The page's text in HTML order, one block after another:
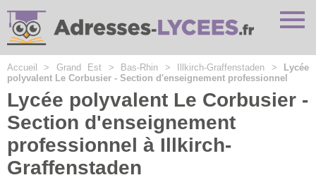
Accueil > Grand Est > Bas-Rhin > Illkirch-Graffenstaden > Lycée
polyvalent Le Corbusier - Section d'enseignement professionnel
Lycée polyvalent Le Corbusier -
Section d'enseignement
professionnel à Illkirch-
Graffenstaden